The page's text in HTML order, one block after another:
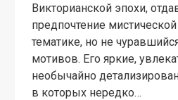
Викторианской эпохи,
предпочтение
тематике, но не
мотивов. Его яркие,
необычайно
в которых нередко…